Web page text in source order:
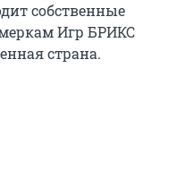
собственные
Игр БРИКС
страна.